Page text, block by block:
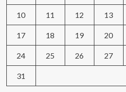
10 11 12 13
17 18 19 20
24 25 26 27
31